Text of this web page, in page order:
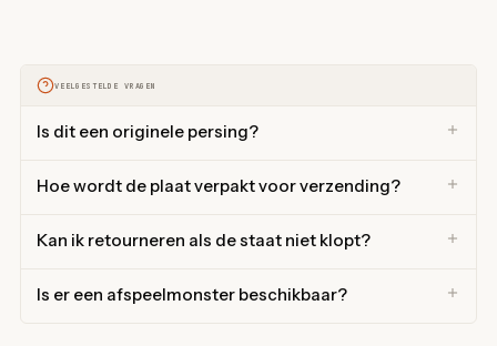
VEELGESTELDE VRAGEN
Is dit een originele persing?
Hoe wordt de plaat verpakt voor verzending?
Kan ik retourneren als de staat niet klopt?
Is er een afspeelmonster beschikbaar?